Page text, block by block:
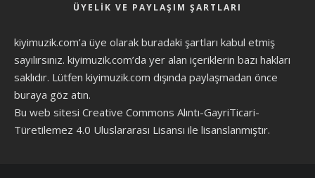
ÜYELIK VE PAYLAŞIM ŞARTLARI
kiyimuzik.com’a üye olarak buradaki şartları kabul etmiş
sayılırsınız. kiyimuzik.com’da yer alan içeriklerin bazı hakları
saklıdır. Lütfen kiyimuzik.com dışında paylaşmadan önce
buraya göz atın.
Bu web sitesi Creative Commons Alıntı-GayriTicari-
Türetilemez 4.0 Uluslararası Lisansı ile lisanslanmıştır.